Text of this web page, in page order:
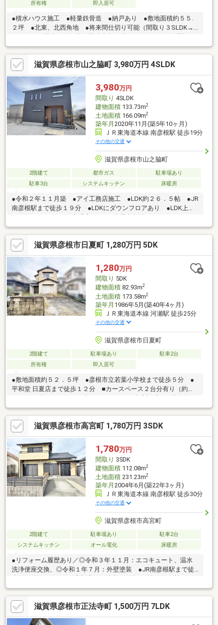
所有権
即入居可
●積水ハウス施工 ●軽量鉄骨造 ●納戸あり ●敷地面積約５５.
２坪 ●北東、北西角地 ●将来間仕切り可能（間取り３SLDK→
部分約５．７ｍ■メーターモジュール物件のため１帖＝２㎡にて
算出 ■対象物件は市街化調整区域のため、原則建物の建築はで
きませんが、旧住宅地造成事業に関する法律による許可に基づき
造成された開発区域内にあるため、住宅の建築が可能との見解を
得ています。（彦根市役所都市計画課にて調査） ■角地緩和の
ため、建ぺい率が１０％緩和され、７０％になります。■設備：
都市ガス、公営水道、汚水-本下水、雑排水-本下水
滋賀県彦根市山之脇町 3,980万円 4SLDK
3,980万円
間取り 4SLDK
建物面積133.73m2
土地面積166.09m2
築年月 2020年11月(築5年10ヶ月)
ＪＲ東海道本線 南彦根駅 徒歩19分
その他の交通
滋賀県彦根市山之脇町
2階建て 都市ガス
駐車場あり
駐車3台
システムキッチン 床暖房
●令和２年１１月築 ●アイ工務店施工 ●LDK約２６．５帖 ●JR
南彦根駅まで徒歩１９分 ●LDKにダウンフロアあり ●LDK上部
パントリーあり ●納戸あり ■駐車３台可能（駐車台数は車種に
よる。） ■敷地内に電柱、支線あり
滋賀県彦根市日夏町 1,280万円 5DK
1,280万円
間取り 5DK
建物面積82.93m2
土地面積173.58m2
築年月 1986年5月(築40年4ヶ月)
ＪＲ東海道本線 河瀬駅 徒歩25分
その他の交通
滋賀県彦根市日夏町
2階建て 駐車場あり
駐車2台
所有権
即入居可
●敷地面積約５２．５坪 ●彦根市立若葉小学校まで徒歩５分 ●
平和堂 日夏店まで徒歩１２分 ■カースペース２台分有り（約
はありません。）■設備：側溝、公営水道、汚水-本下水、雑排水-
本下水、集中ＰＧ
滋賀県彦根市高宮町 1,780万円 3SDK
1,780万円
間取り 3SDK
建物面積112.08m2
土地面積231.23m2
築年月 2004年6月(築22年3ヶ月)
ＪＲ東海道本線 南彦根駅 徒歩30分
その他の交通
滋賀県彦根市高宮町
2階建て 駐車場あり
駐車2台
システムキッチン
オール電化 床暖房
●リフォーム履歴あり／◎令和３年１１月：エコキュート、温水
洗浄便座交換、◎令和１年７月：外壁塗装 ●JR南彦根駅まで徒
●バリアフリー住宅●空家につき内覧お気軽にお問合せ下さいま
せ。■駐車２台可能（駐車台数は車種による。）■設備：電気、公
営水道、汚水-個別浄化槽、雑排水-個別浄化槽、追焚機能、浴室
乾燥機、温水洗浄便座、トイレ２ヶ所、ＩＨクッキングヒータ、
滋賀県彦根市正法寺町 1,500万円 7LDK